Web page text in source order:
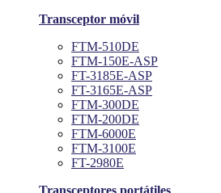
Transceptor móvil
FTM-510DE
FTM-150E-ASP
FT-3185E-ASP
FT-3165E-ASP
FTM-300DE
FTM-200DE
FTM-6000E
FTM-3100E
FT-2980E
Transceptores portátiles